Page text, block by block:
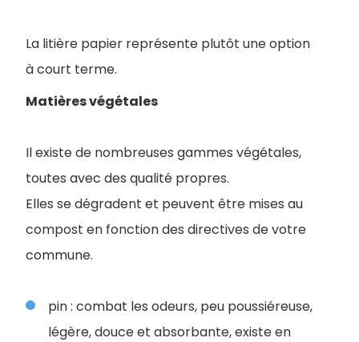
La litière papier représente plutôt une option
à court terme.
Matières végétales
Il existe de nombreuses gammes végétales,
toutes avec des qualité propres.
Elles se dégradent et peuvent être mises au
compost en fonction des directives de votre
commune.
pin : combat les odeurs, peu poussiéreuse,
légère, douce et absorbante, existe en